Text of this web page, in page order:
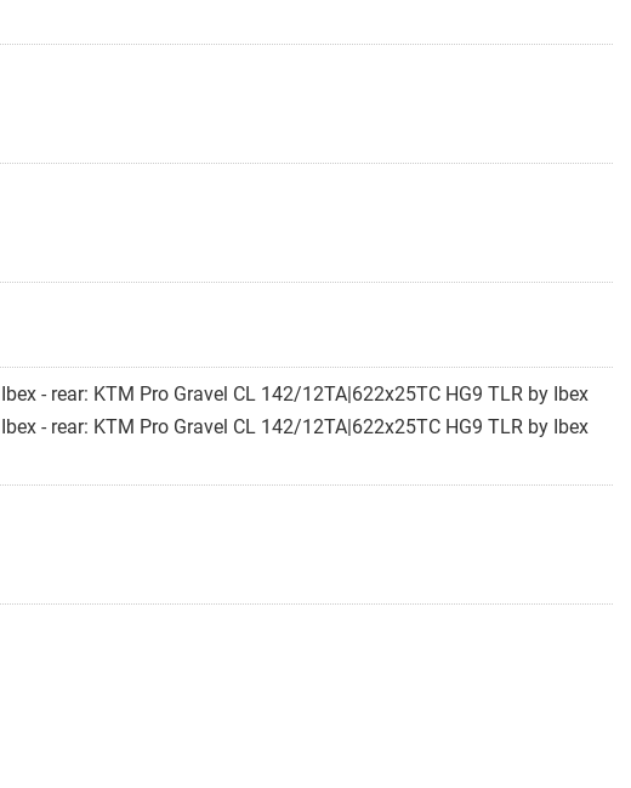
- rear: KTM Pro Gravel CL 142/12TA|622x25TC HG9 TLR by Ibex
- rear: KTM Pro Gravel CL 142/12TA|622x25TC HG9 TLR by Ibex